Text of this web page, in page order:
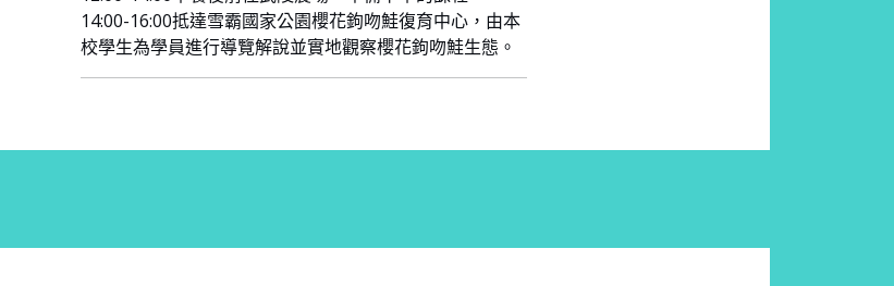
14:00-16:00抵達雪霸國家公園櫻花鉤吻鮭復育中心，由本
校學生為學員進行導覽解說並實地觀察櫻花鉤吻鮭生態。